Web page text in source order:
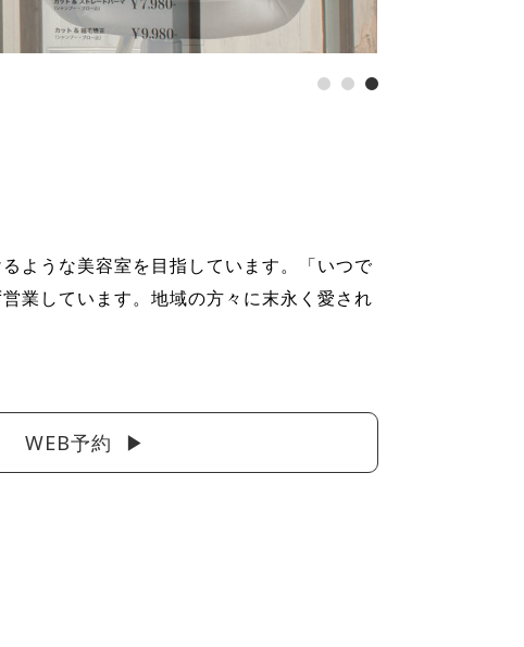
ような美容室を目指しています。「いつで
業しています。地域の方々に末永く愛され
WEB予約